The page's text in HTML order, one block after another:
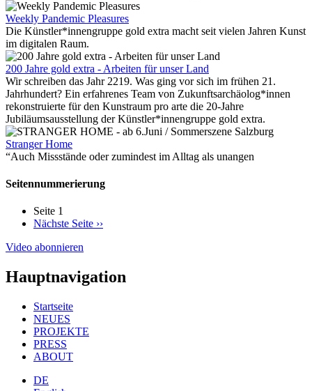
Weekly Pandemic Pleasures
Die Künstler*innengruppe gold extra macht seit vielen Jahren Kunst
im digitalen Raum.
200 Jahre gold extra - Arbeiten für unser Land
Wir schreiben das Jahr 2219. Was ging vor sich im frühen 21.
Jahrhundert? Ein erfahrenes Team von Zukunftsarchäolog*innen
rekonstruierte für den Kunstraum pro arte die 20-Jahre
Jubiläumsausstellung der Künstler*innengruppe gold extra.
Stranger Home
“Auch Missstände oder zumindest im Alltag als unangen
Seitennummerierung
Seite 1
Nächste Seite ››
Video abonnieren
Hauptnavigation
Startseite
NEUES
PROJEKTE
PRESS
ABOUT
DE